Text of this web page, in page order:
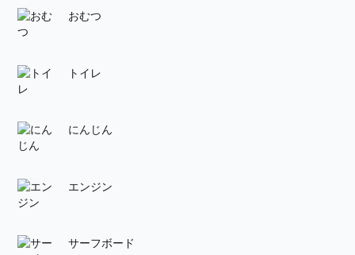
おむつ
トイレ
にんじん
エンジン
サーフボード